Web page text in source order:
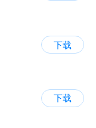
下载
下载